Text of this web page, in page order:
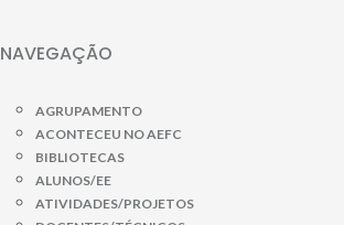
NAVEGAÇÃO
AGRUPAMENTO
ACONTECEU NO AEFC
BIBLIOTECAS
ALUNOS/EE
ATIVIDADES/PROJETOS